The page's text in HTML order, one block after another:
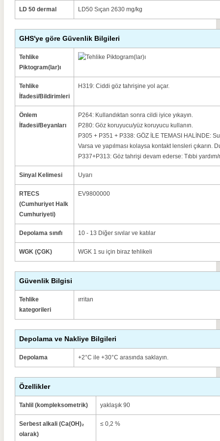
LD 50 dermal LD50 Sıçan 2630 mg/kg
GHS'ye göre Güvenlik Bilgileri
Tehlike
Piktogram(lar)ı
Tehlike
İfadesi/Bildirimleri
H319: Ciddi göz tahrişine yol açar.
Önlem
İfadesi/Beyanları
P264: Kullandıktan sonra cildi iyice yıkayın.
P280: Göz koruyucu/yüz koruyucu kullanın.
P305 + P351 + P338: GÖZ İLE TEMASI HALİNDE:
Varsa ve yapılması kolaysa kontakt lensleri çıkarın.
P337+P313: Göz tahrişi devam ederse: Tıbbi
Sinyal Kelimesi Uyarı
RTECS
(Cumhuriyet Halk
Cumhuriyeti)
EV9800000
Depolama sınıfı 10 - 13 Diğer sıvılar ve katılar
WGK (ÇGK) WGK 1 su için biraz tehlikeli
Güvenlik Bilgisi
Tehlike
kategorileri
ırritan
Depolama ve Nakliye Bilgileri
Depolama +2°C ile +30°C arasında saklayın.
Özellikler
Tahlil (kompleksometrik) yaklaşık 90
Serbest alkali (Ca(OH)₂
olarak)
≤ 0,2 %